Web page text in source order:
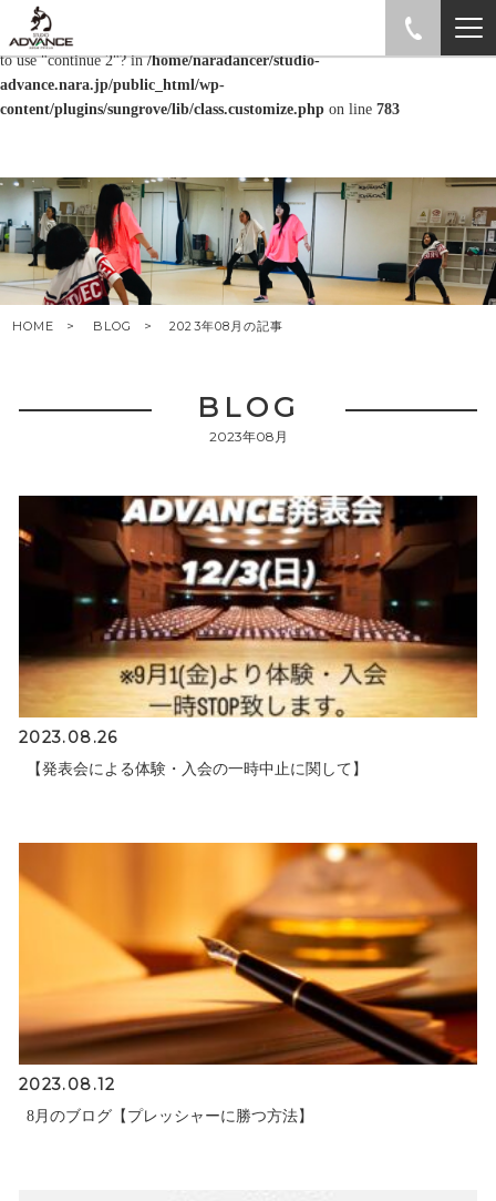
Warning: "continue" targeting switch is equivalent to "break". Did you mean
to use "continue 2"? in/home/naradancer/studio-
advance.nara.jp/public_html/wp-
content/plugins/sungrove/lib/class.customize.php on line 783
BLOG
2023年08月
HOME BLOG 2023年08月の記事
2023.08.26
【発表会による体験・入会の一時中止に関して】
2023.08.12
8月のブログ【プレッシャーに勝つ方法】